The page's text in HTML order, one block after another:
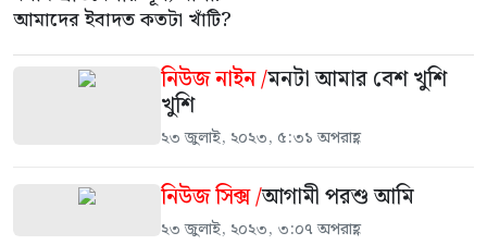
আমাদের ইবাদত কতটা খাঁটি?
নিউজ নাইন /মনটা আমার বেশ খুশি
খুশি
২৩ জুলাই, ২০২৩, ৫:৩১ অপরাহ্ণ
নিউজ সিক্স /আগামী পরশু আমি
২৩ জুলাই, ২০২৩, ৩:০৭ অপরাহ্ণ